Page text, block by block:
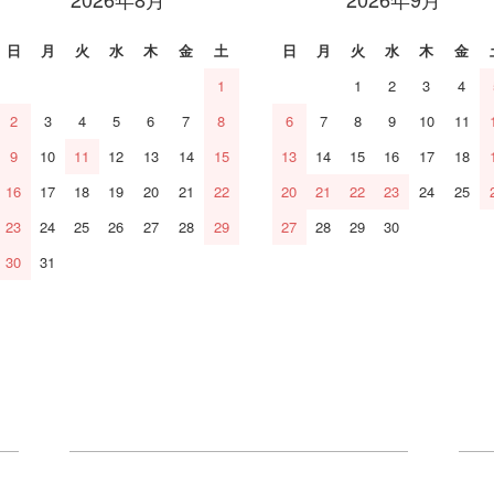
日 月 火 水 木 金
土
1
2
3 4 5 6 7
8
9
10 11 12 13 14
15
16
17 18 19 20 21
22
23
24 25 26 27 28
29
30
31
日 月 火 水 木 金
1
2 3 4
6
7 8 9 10 11
13
14 15 16 17 18
20
21 22 23 24 25
27
28 29 30